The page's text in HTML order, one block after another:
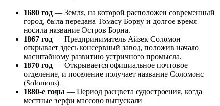
1680 год — Земля, на которой расположен современный
город, была передана Томасу Борну и долгое время
носила название Остров Борна.
1867 год — Предприниматель Айзек Соломон
открывает здесь консервный завод, положив начало
масштабному развитию устричного промысла.
1870 год — Открывается официальное почтовое
отделение, и поселение получает название Соломонс
(Solomons).
1880-е годы — Период расцвета судостроения, когда
местные верфи массово выпускали